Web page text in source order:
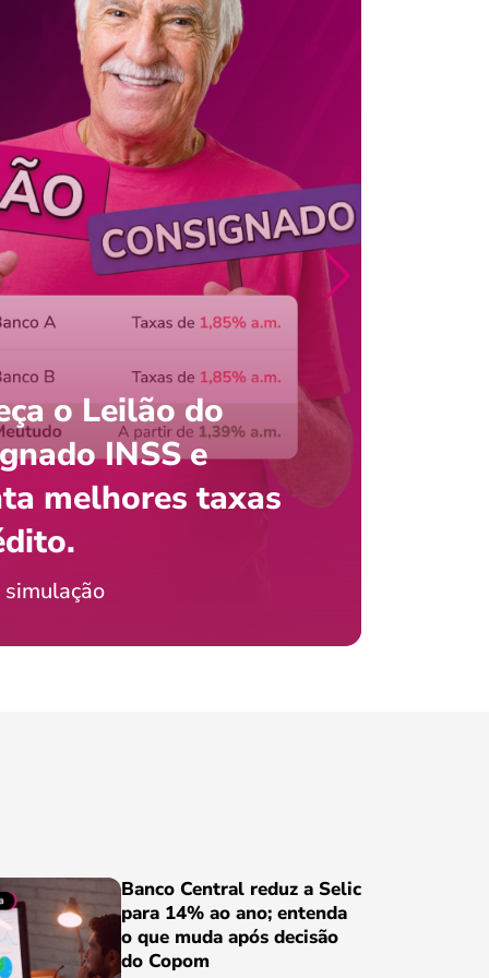
saldo do FGTS pelo
com o celular?
Jordão
o Leilão do
INSS e
melhores taxas
simulação
Banco Central reduz a Selic
para 14% ao ano; entenda
o que muda após decisão
do Copom